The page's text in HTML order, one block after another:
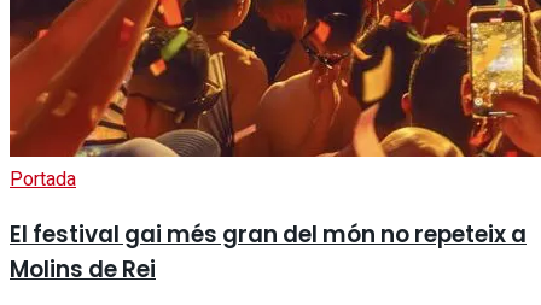
Portada
El festival gai més gran del món no repeteix a
Molins de Rei